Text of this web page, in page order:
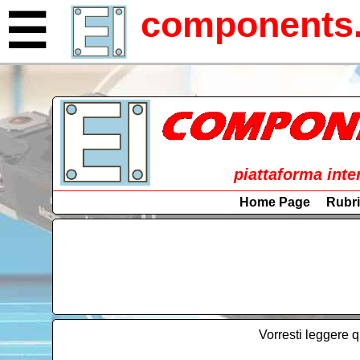
☰
piattaforma
Home Page
Vorresti leggere